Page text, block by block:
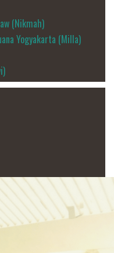
(Nikmah)
Yogyakarta (Milla)